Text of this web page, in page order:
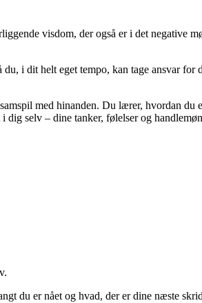
visdom, der også er i det negative
i dit helt eget tempo, kan tage ansvar for
med hinanden. Du lærer, hvordan du
selv – dine tanker, følelser og
du er nået og hvad, der er dine næste